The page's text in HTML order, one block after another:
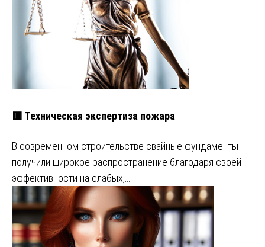
🟥 Техническая экспертиза пожара
В современном строительстве свайные фундаменты
получили широкое распространение благодаря своей
эффективности на слабых,…